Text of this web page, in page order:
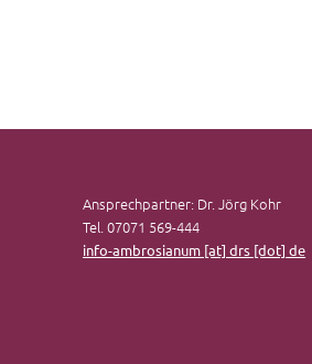
Ansprechpartner: Dr. Jörg Kohr
Tel. 07071 569-444
info-ambrosianum [at] drs [dot] de